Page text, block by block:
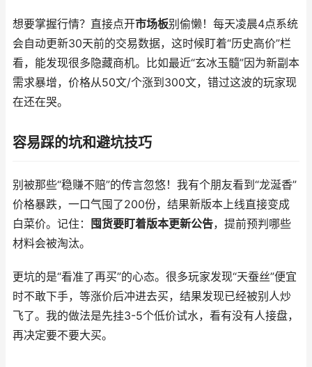
想要掌握行情？直接点开市场板别偷懒！每天凌晨4点系统
会自动更新30天前的交易数据，这时候盯着“历史高价”栏
看，能发现很多隐藏商机。比如最近“玄冰玉髓”因为新副本
需求暴增，价格从50文/个涨到300文，错过这波的玩家现
在还在哭。
容易踩的坑和避坑技巧
别被那些“稳赚不赔”的传言忽悠！我有个朋友看到“龙涎香”
价格暴跌，一口气囤了200份，结果新版本上线直接变成
白菜价。记住：
囤货要盯着版本更新公告，提前预判哪些
材料会被淘汰。
更坑的是“看准了再买”的心态。很多玩家发现“天蚕丝”便宜
时不敢下手，等涨价后冲进去买，结果发现已经被别人炒
飞了。我的做法是先挂3-5个低价试水，看有没有人接盘，
再决定要不要大买。